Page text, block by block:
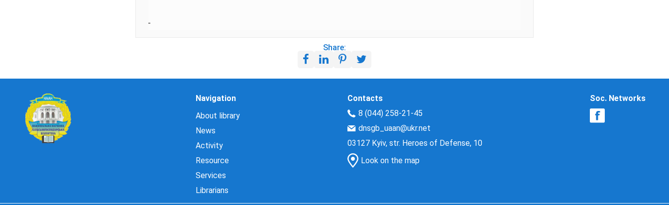
Share:
Navigation
About library
News
Activity
Resource
Services
Librarians
Contacts
8 (044) 258-21-45
dnsgb_uaan@ukr.net
03127 Kyiv, str. Heroes of Defense, 10
Look on the map
Soc. Networks